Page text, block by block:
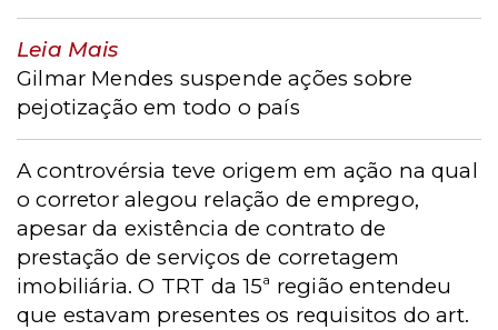
Leia Mais
Gilmar Mendes suspende ações sobre
pejotização em todo o país
A controvérsia teve origem em ação na qual
o corretor alegou relação de emprego,
apesar da existência de contrato de
prestação de serviços de corretagem
imobiliária. O TRT da 15ª região entendeu
que estavam presentes os requisitos do art.